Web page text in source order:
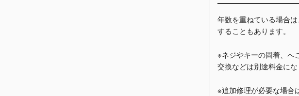
年数を重ねている場合
することもあります。
※ネジやキーの固着、へ
交換などは別途料金にな
※追加修理が必要な場合